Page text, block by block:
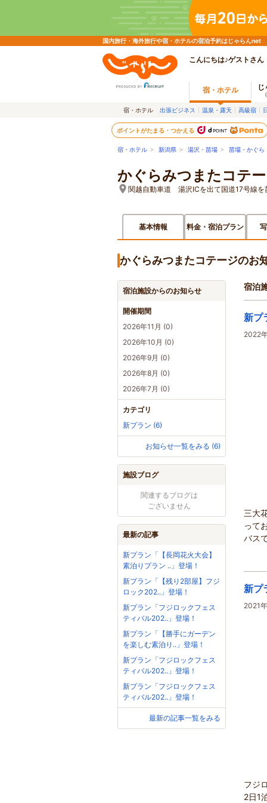
国内旅行・海外旅行や宿・ホテルの宿泊予約はじゃらんnet
こんにちは♪ゲストさん
宿・ホテル じ
宿・ホテル 出張ビジネス 温泉・露天 高級宿
ポイントがたまる・つかえる
宿・ホテル > 新潟県 > 湯沢・苗場 > 苗場・かぐら
かぐらみつまたコテ
関越自動車道 湯沢ICを出て国道17号線を
基本情報 料金・宿泊プラン
かぐらみつまたコテージのお
宿泊施設からのお知らせ
開催期間
2026年11月 (0)
2026年10月 (0)
2026年9月 (0)
2026年8月 (0)
2026年7月 (0)
カテゴリ
新プラン (6)
お知らせ一覧をみる (6)
施設ブログ
関連するブログは
ございません
最新の記事
新プラン「【長岡花火大会】
素泊りプラン ..」登場！
新プラン「【残り2部屋】フジ
ロック202..」登場！
新プラン「フジロックフェス
ティバル202..」登場！
新プラン「【勝手にガーデン
を楽しむ素泊り..」登場！
新プラン「フジロックフェス
ティバル202..」登場！
新プラン「フジロックフェス
ティバル202..」登場！
最新の記事一覧をみる
宿泊
新プ
2022
三大
って
バス
新プ
2021
フジ
2日1